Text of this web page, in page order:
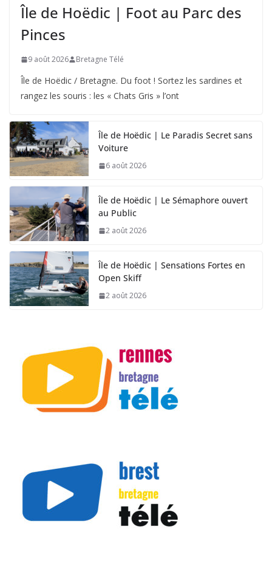
Île de Hoëdic | Foot au Parc des
Pinces
9 août 2026 Bretagne Télé
Île de Hoëdic / Bretagne. Du foot ! Sortez les sardines et
rangez les souris : les « Chats Gris » l’ont
Île de Hoëdic | Le Paradis Secret sans
Voiture
6 août 2026
Île de Hoëdic | Le Sémaphore ouvert
au Public
2 août 2026
Île de Hoëdic | Sensations Fortes en
Open Skiff
2 août 2026